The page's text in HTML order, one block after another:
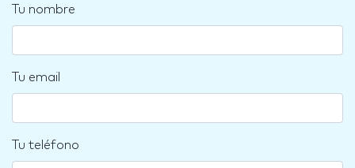
Tu nombre
Tu email
Tu teléfono